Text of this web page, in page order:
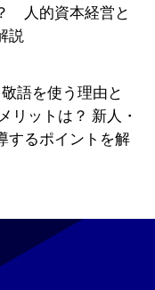
人的資本経営と
説
敬語を使う理由と
リットは？ 新人・
するポイントを解